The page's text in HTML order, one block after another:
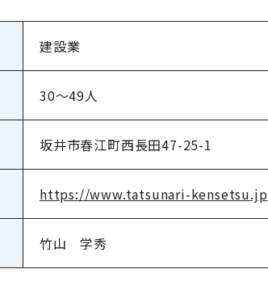
建設業
30～49人
坂井市春江町西長田47-25-1
https://www.tatsunari-kensetsu.jp
竹山 学秀